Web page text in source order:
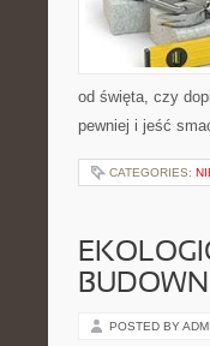
od święta, czy
pewniej i jeść
CATEGORIES:
POSTED BY